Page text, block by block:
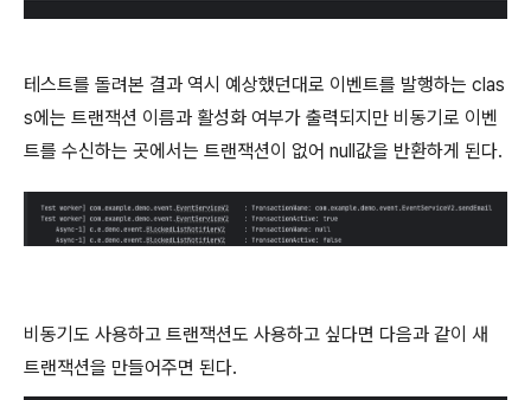
테스트를 돌려본 결과 역시 예상했던대로 이벤트를 발행하는 clas
s에는 트랜잭션 이름과 활성화 여부가 출력되지만 비동기로 이벤
트를 수신하는 곳에서는 트랜잭션이 없어 null값을 반환하게 된다.
비동기도 사용하고 트랜잭션도 사용하고 싶다면 다음과 같이 새
트랜잭션을 만들어주면 된다.